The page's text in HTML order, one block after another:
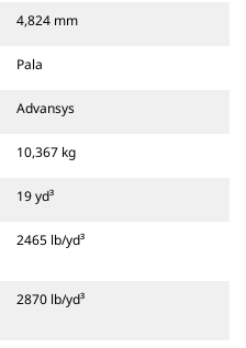
4,824 mm
Pala
Advansys
10,367 kg
19 yd³
2465 lb/yd³
2870 lb/yd³